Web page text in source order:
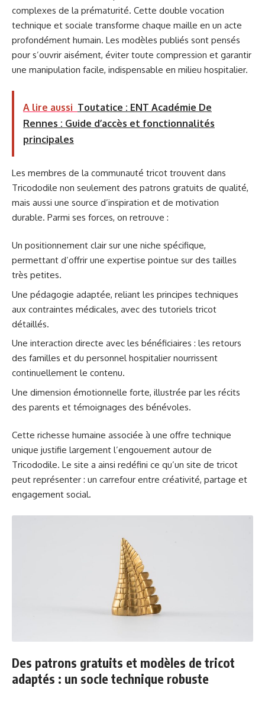
complexes de la prématurité. Cette double vocation
technique et sociale transforme chaque maille en un acte
profondément humain. Les modèles publiés sont pensés
pour s’ouvrir aisément, éviter toute compression et garantir
une manipulation facile, indispensable en milieu hospitalier.
A lire aussi Toutatice : ENT Académie De
Rennes : Guide d’accès et fonctionnalités
principales
Les membres de la communauté tricot trouvent dans
Tricododile non seulement des patrons gratuits de qualité,
mais aussi une source d’inspiration et de motivation
durable. Parmi ses forces, on retrouve :
Un positionnement clair sur une niche spécifique,
permettant d’offrir une expertise pointue sur des tailles
très petites.
Une pédagogie adaptée, reliant les principes techniques
aux contraintes médicales, avec des tutoriels tricot
détaillés.
Une interaction directe avec les bénéficiaires : les retours
des familles et du personnel hospitalier nourrissent
continuellement le contenu.
Une dimension émotionnelle forte, illustrée par les récits
des parents et témoignages des bénévoles.
Cette richesse humaine associée à une offre technique
unique justifie largement l’engouement autour de
Tricododile. Le site a ainsi redéfini ce qu’un site de tricot
peut représenter : un carrefour entre créativité, partage et
engagement social.
Des patrons gratuits et modèles de tricot
adaptés : un socle technique robuste